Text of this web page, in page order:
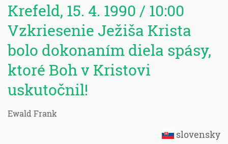
Krefeld, 15. 4. 1990 / 10:00
Vzkriesenie Ježiša Krista
bolo dokonaním diela spásy,
ktoré Boh v Kristovi
uskutočnil!
Ewald Frank
slovensky